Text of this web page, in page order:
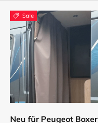
Sale
Neu für Peugeot Boxer